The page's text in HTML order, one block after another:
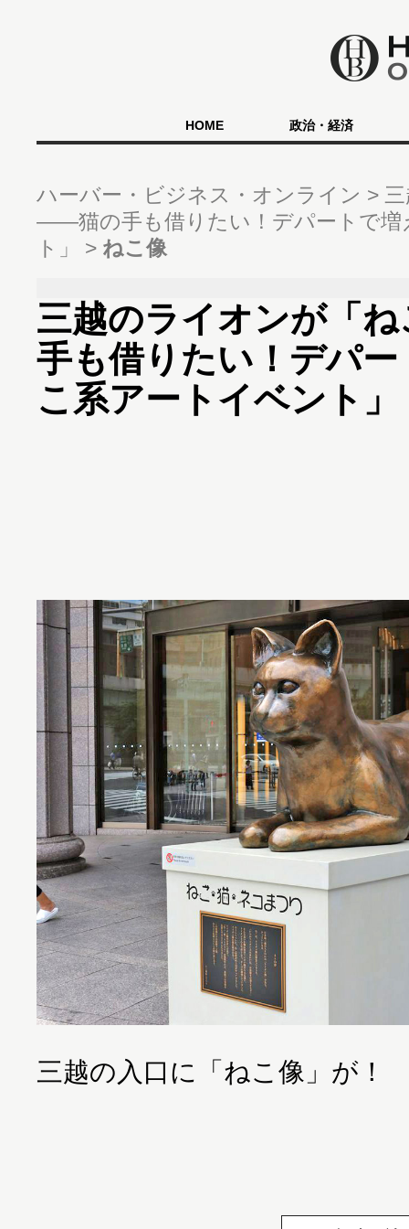
HOME 政治・経済
ハーバー・ビジネス・オンライン
――猫の手も借りたい！デパートで増
ト」
ねこ像
三越のライオンが「
手も借りたい！デパ
こ系アートイベント」
三越の入口に「ねこ像」が！